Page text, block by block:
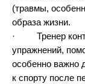
(травмы,
образа жизни.
· Тренер
упражнений,
особенно важно
к спорту после